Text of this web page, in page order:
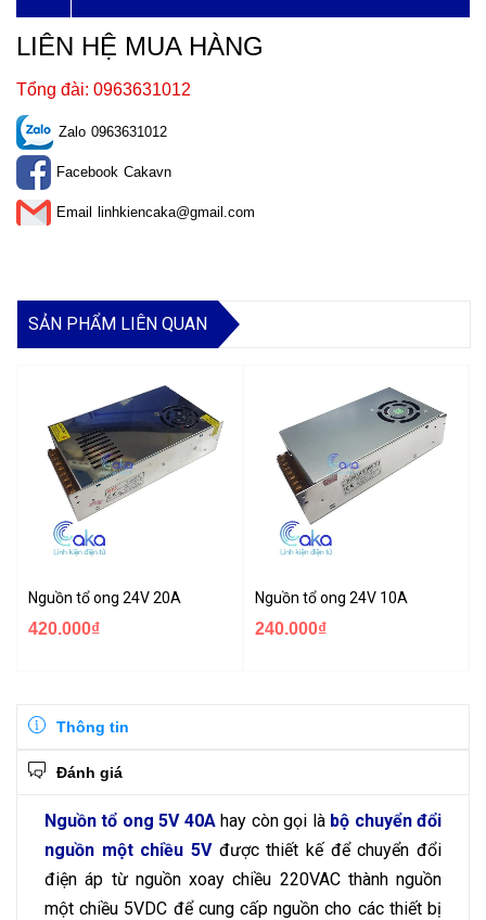
LIÊN HỆ MUA HÀNG
Tổng đài: 0963631012
Zalo 0963631012
Facebook Cakavn
Email linhkiencaka@gmail.com
SẢN PHẨM LIÊN QUAN
Nguồn tổ ong 24V 20A
420.000₫
Nguồn tổ ong 24V 10A
240.000₫
Thông tin
Đánh giá
Nguồn tổ ong 5V 40Ahay còn gọi là bộ chuyển đổi
nguồn một chiều 5Vđược thiết kế để chuyển đổi
điện áp từ nguồn xoay chiều 220VAC thành nguồn
một chiều 5VDC để cung cấp nguồn cho các thiết bị